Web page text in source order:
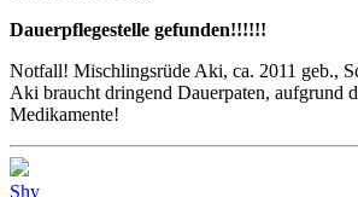
Dauerpflegestelle gefunden!!!!!!
Notfall! Mischlingsrüde Aki, ca. 2011 geb.,
Aki braucht dringend Dauerpaten, aufgrund
Medikamente!
Shy